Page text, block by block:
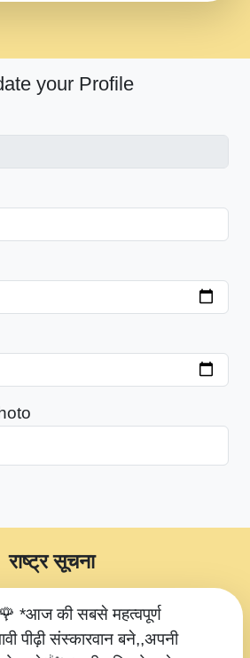
your Profile
*आज की सबसे महत्वपूर्ण
पीढ़ी संस्कारवान बने,,अपनी
राष्ट्र सूचना